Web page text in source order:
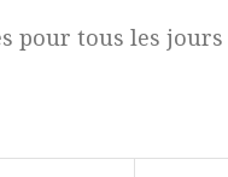
pour tous les jours